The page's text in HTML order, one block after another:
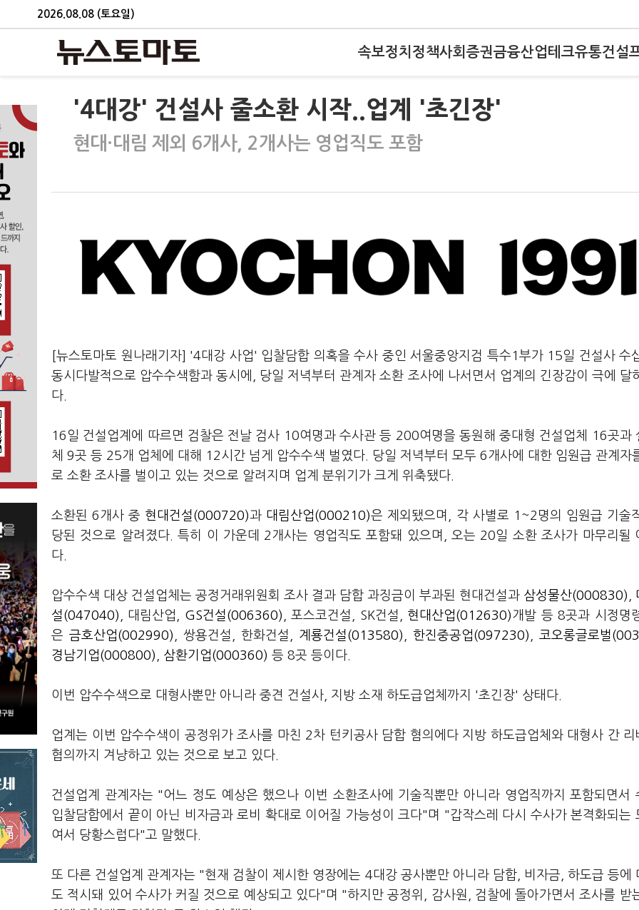
2026.08.08 (토요일)
속보정치 정책사회 증권금융산업테크유통건설
'4대강' 건설사 줄소환 시작..업계 '초긴장'
현대·대림 제외 6개사, 2개사는 영업직도 포함
[뉴스토마토 원나래기자] '4대강 사업' 입찰담합 의혹을 수사 중인 서울중앙지검 특수1부가 15일 건설사 수
동시다발적으로 압수수색함과 동시에, 당일 저녁부터 관계자 소환 조사에 나서면서 업계의 긴장감이 극에 달
다.
16일 건설업계에 따르면 검찰은 전날 검사 10여명과 수사관 등 200여명을 동원해 중대형 건설업체 16곳과
체 9곳 등 25개 업체에 대해 12시간 넘게 압수수색 벌였다. 당일 저녁부터 모두 6개사에 대한 임원급 관계자
로 소환 조사를 벌이고 있는 것으로 알려지며 업계 분위기가 크게 위축됐다.
소환된 6개사 중 현대건설(000720)과 대림산업(000210)은 제외됐으며, 각 사별로 1~2명의 임원급 기술
당된 것으로 알려졌다. 특히 이 가운데 2개사는 영업직도 포함돼 있으며, 오는 20일 소환 조사가 마무리될
다.
압수수색 대상 건설업체는 공정거래위원회 조사 결과 담합 과징금이 부과된 현대건설과 삼성물산(000830)
설(047040)
, 대림산업, GS건설(006360) , 포스코건설, SK건설, 현대산업(012630)개발 등 8곳과 시정명
은 금호산업(002990) , 쌍용건설, 한화건설, 계룡건설(013580) 한진중공업(097230)
코오롱글로벌
경남기업(000800)
삼환기업(000360) 등 8곳 등이다.
이번 압수수색으로 대형사뿐만 아니라 중견 건설사, 지방 소재 하도급업체까지 '초긴장' 상태다.
업계는 이번 압수수색이 공정위가 조사를 마친 2차 턴키공사 담합 혐의에다 지방 하도급업체와 대형사 간 리
협의까지 겨냥하고 있는 것으로 보고 있다.
건설업계 관계자는 "어느 정도 예상은 했으나 이번 소환조사에 기술직뿐만 아니라 영업직까지 포함되면서
입찰담합에서 끝이 아닌 비자금과 로비 확대로 이어질 가능성이 크다"며 "갑작스레 다시 수사가 본격화되는
여서 당황스럽다"고 말했다.
또 다른 건설업계 관계자는 "현재 검찰이 제시한 영장에는 4대강 공사뿐만 아니라 담합, 비자금, 하도급 등에
도 적시돼 있어 수사가 커질 것으로 예상되고 있다"며 "하지만 공정위, 감사원, 검찰에 돌아가면서 조사를 받